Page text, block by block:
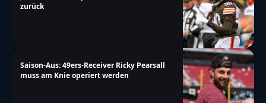
zurück
Saison-Aus: 49ers-Receiver Ricky Pearsall
muss am Knie operiert werden